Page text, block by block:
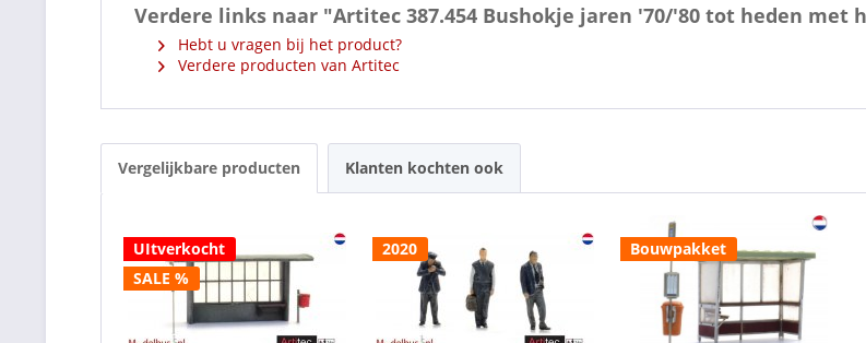
Verdere links naar "Artitec 387.454 Bushokje jaren '70/'80 tot heden met
Hebt u vragen bij het product?
Verdere producten van Artitec
Vergelijkbare producten Klanten kochten ook
UItverkocht
SALE %
2020 Bouwpakket